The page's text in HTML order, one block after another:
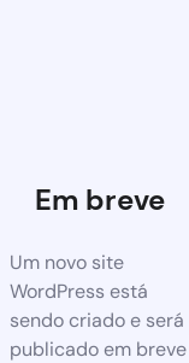
Em breve
Um novo site
WordPress está
sendo criado e será
publicado em breve